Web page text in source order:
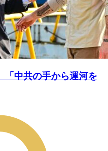
中共の手から運河を